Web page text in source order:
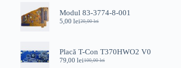
Modul 83-3774-8-001
20,00lei
Prețul
fost:
20,00 lei.
5,00leiPrețul
5,00 lei.
Placă T-Con T370HWO2 V0
100,00lei
Prețul
79,00leiPrețul